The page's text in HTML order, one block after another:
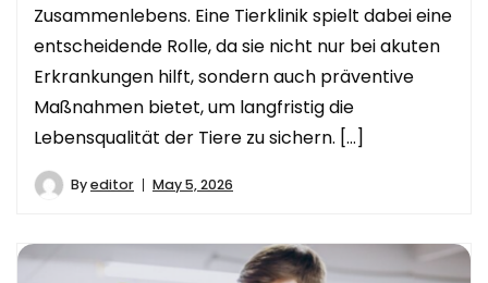
Zusammenlebens. Eine Tierklinik spielt dabei eine
entscheidende Rolle, da sie nicht nur bei akuten
Erkrankungen hilft, sondern auch präventive
Maßnahmen bietet, um langfristig die
Lebensqualität der Tiere zu sichern. […]
Byeditor May 5, 2026